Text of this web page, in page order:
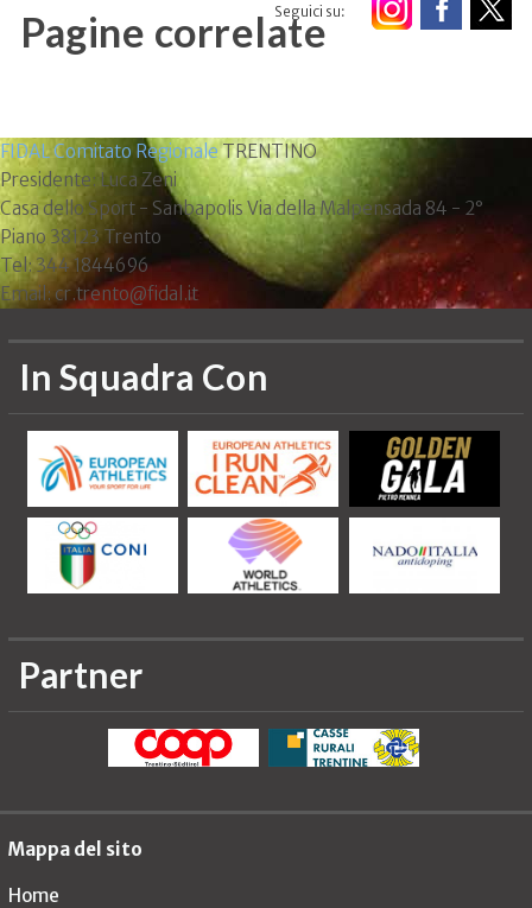
Seguici su:
Pagine correlate
FIDAL Comitato Regionale TRENTINO
Presidente: Luca Zeni
Casa dello Sport - Sanbapolis Via della Malpensada 84 - 2°
Piano 38123 Trento
Tel: 344 1844696
Email: cr.trento@fidal.it
In Squadra Con
Partner
Mappa del sito
Home